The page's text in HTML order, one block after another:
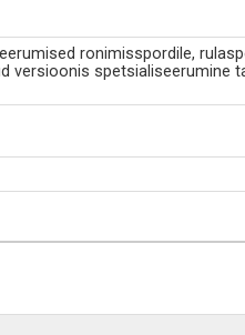
ronimisspordile,
spetsialiseerumine